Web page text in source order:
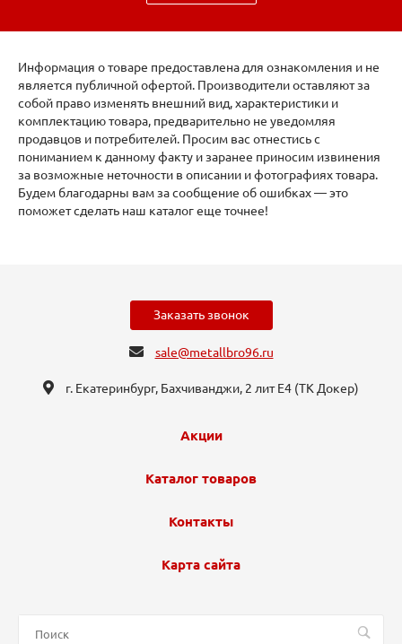
Информация о товаре предоставлена для ознакомления и не
является публичной офертой. Производители оставляют за
собой право изменять внешний вид, характеристики и
комплектацию товара, предварительно не уведомляя
продавцов и потребителей. Просим вас отнестись с
пониманием к данному факту и заранее приносим извинения
за возможные неточности в описании и фотографиях товара.
Будем благодарны вам за сообщение об ошибках — это
поможет сделать наш каталог еще точнее!
Заказать звонок
sale@metallbro96.ru
г. Екатеринбург, ​Бахчиванджи, 2 лит Е4 (ТК Докер​)
Акции
Каталог товаров
Контакты
Карта сайта